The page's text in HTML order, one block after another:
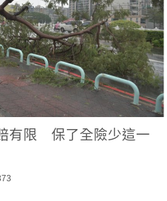
有限 保了全險少這一